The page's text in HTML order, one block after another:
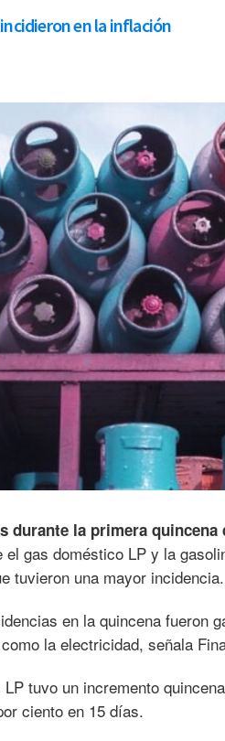
en la inflación
durante la primera
el gas doméstico LP y la
tuvieron una mayor incidencia.
en la quincena fueron
la electricidad, señala
tuvo un incremento
ciento en 15 días.